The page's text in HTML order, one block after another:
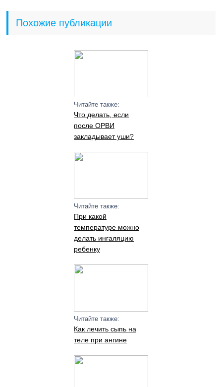
Похожие публикации
Читайте также:
Что делать, если
после ОРВИ
закладывает уши?
Читайте также:
При какой
температуре можно
делать ингаляцию
ребенку
Читайте также:
Как лечить сыпь на
теле при ангине